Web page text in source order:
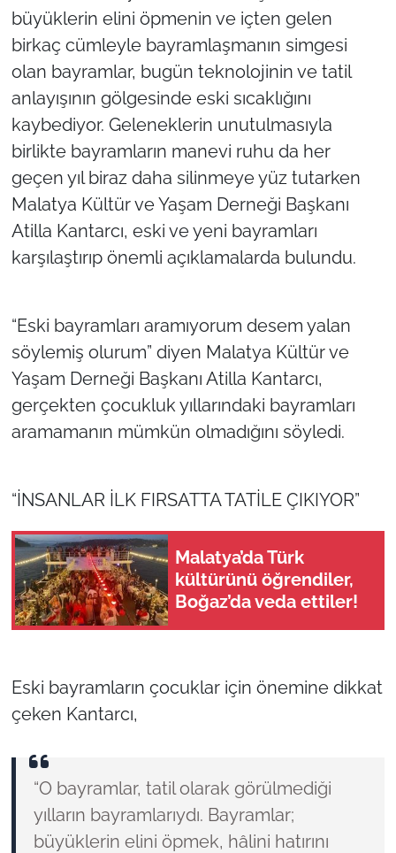
büyüklerin elini öpmenin ve içten gelen
birkaç cümleyle bayramlaşmanın simgesi
olan bayramlar, bugün teknolojinin ve tatil
anlayışının gölgesinde eski sıcaklığını
kaybediyor. Geleneklerin unutulmasıyla
birlikte bayramların manevi ruhu da her
geçen yıl biraz daha silinmeye yüz tutarken
Malatya Kültür ve Yaşam Derneği Başkanı
Atilla Kantarcı, eski ve yeni bayramları
karşılaştırıp önemli açıklamalarda bulundu.
“Eski bayramları aramıyorum desem yalan
söylemiş olurum” diyen Malatya Kültür ve
Yaşam Derneği Başkanı Atilla Kantarcı,
gerçekten çocukluk yıllarındaki bayramları
aramamanın mümkün olmadığını söyledi.
“İNSANLAR İLK FIRSATTA TATİLE ÇIKIYOR”
Malatya’da Türk
kültürünü öğrendiler,
Boğaz’da veda ettiler!
Eski bayramların çocuklar için önemine dikkat
çeken Kantarcı,
“O bayramlar, tatil olarak görülmediği
yılların bayramlarıydı. Bayramlar;
büyüklerin elini öpmek, hâlini hatırını